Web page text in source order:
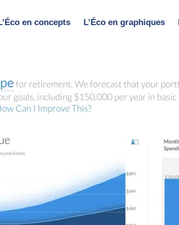
en concepts L’Éco en graphiques